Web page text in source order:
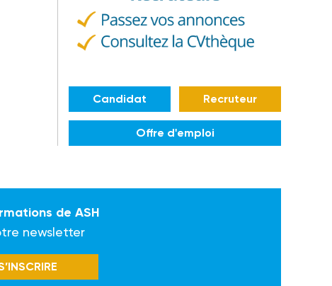
Candidat Recruteur
Offre d'emploi
de ASH
newsletter